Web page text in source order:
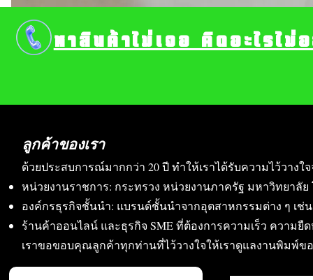
ลูกค้าของเรา
ด้วยประสบการณ์มากกว่า 20 ปี ทำให้เราได้รับความไว้วา
หน่วยงานราชการ: กระทรวง หน่วยงานภาครัฐ มหาวิทยาลัย
องค์กรธุรกิจชั้นนำ: แบรนด์ชั้นนำจากอุตสาหกรรมต่าง ๆ เช่
ร้านค้าออนไลน์ และธุรกิจ SME ที่ต้องการความเร็ว ความยื
เราขอขอบคุณลูกค้าทุกท่านที่ไว้วางใจให้เราดูแลงานพิมพ์ข
หาสินค้าไม่เจอ คิดอะไรไ